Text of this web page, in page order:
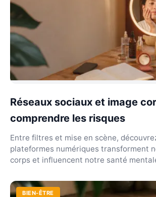
Réseaux sociaux et image
comprendre les risques
Entre filtres et mise en scène,
plateformes numériques transforment
corps et influencent notre santé
BIEN-ÊTRE